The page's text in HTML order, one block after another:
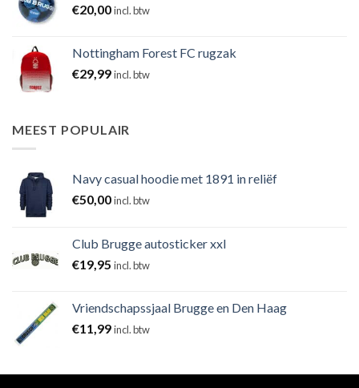
€20,00incl. btw
Nottingham Forest FC rugzak
€29,99incl. btw
MEEST POPULAIR
Navy casual hoodie met 1891 in reliëf
€50,00incl. btw
Club Brugge autosticker xxl
€19,95 incl. btw
Vriendschapssjaal Brugge en Den Haag
€11,99incl. btw